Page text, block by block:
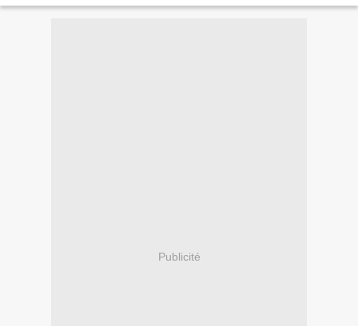
Publicité